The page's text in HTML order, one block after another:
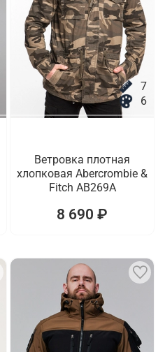
7
6
Ветровка плотная
хлопковая Abercrombie &
Fitch AB269A
8 690 ₽